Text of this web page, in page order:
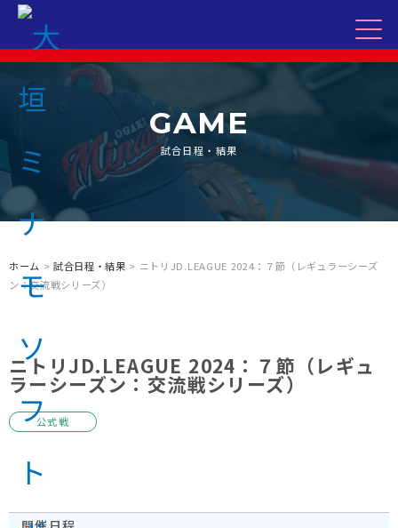
GAME
試合日程・結果
ホーム >試合日程・結果 > ニトリJD.LEAGUE 2024：７節（レギュラーシーズ
ン：交流戦シリーズ）
ニトリJD.LEAGUE 2024：７節（レギュ
ラーシーズン：交流戦シリーズ）
公式戦